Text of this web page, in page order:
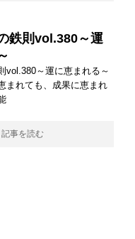
鉄則vol.380～運
vol.380～運に恵まれる～
まれても、成果に恵まれ
記事を読む